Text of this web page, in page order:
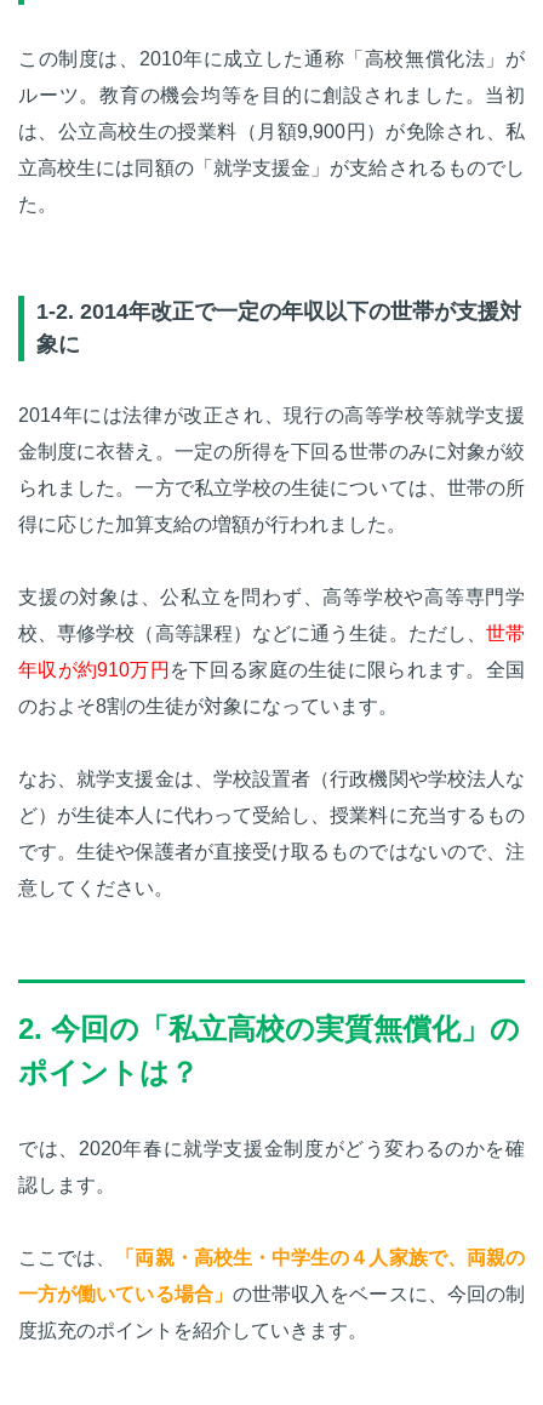
この制度は、2010年に成立した通称「高校無償化法」が
ルーツ。教育の機会均等を目的に創設されました。当初
は、公立高校生の授業料（月額9,900円）が免除され、私
立高校生には同額の「就学支援金」が支給されるものでし
た。
1-2. 2014年改正で一定の年収以下の世帯が支援対
象に
2014年には法律が改正され、現行の高等学校等就学支援
金制度に衣替え。一定の所得を下回る世帯のみに対象が絞
られました。一方で私立学校の生徒については、世帯の所
得に応じた加算支給の増額が行われました。
支援の対象は、公私立を問わず、高等学校や高等専門学
校、専修学校（高等課程）などに通う生徒。ただし、 世帯
年収が約910万円 を下回る家庭の生徒に限られます。全国
のおよそ8割の生徒が対象になっています。
なお、就学支援金は、学校設置者（行政機関や学校法人な
ど）が生徒本人に代わって受給し、授業料に充当するもの
です。生徒や保護者が直接受け取るものではないので、注
意してください。
2. 今回の「私立高校の実質無償化」の
ポイントは？
では、2020年春に就学支援金制度がどう変わるのかを確
認します。
ここでは、
「両親・高校生・中学生の４人家族で、両親の
一方が働いている場合」 の世帯収入をベースに、今回の制
度拡充のポイントを紹介していきます。